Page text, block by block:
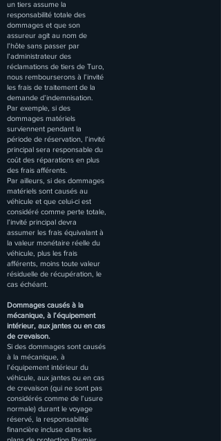
un tiers assume la
responsabilité totale des
dommages et que son
assureur agit au nom de
l’hôte sans passer par
l’administrateur des
réclamations de tiers de Turo,
nous rembourserons à l’invité
les frais de traitement de la
demande d’indemnisation.
Par exemple, si des
dommages matériels
surviennent pendant la
période de réservation, l’invité
principal sera responsable du
coût des réparations en plus
des frais afférents.
Par ailleurs, si des dommages
matériels sont causés au
véhicule et que celui-ci est
considéré comme perte totale,
l’invité principal devra
assumer les frais équivalant à
la valeur monétaire réelle du
véhicule, plus les frais
afférents, moins toute valeur
résiduelle de récupération, le
cas échéant.
Dommages causés à la
mécanique, à l’équipement
intérieur, aux jantes ou en cas
de crevaison.
Si des dommages sont causés
à la mécanique, à
l’équipement intérieur du
véhicule, aux jantes ou en cas
de crevaison (qui ne sont pas
considérés comme de l’usure
normale) durant le voyage
réservé, la responsabilité
financière incluse dans les